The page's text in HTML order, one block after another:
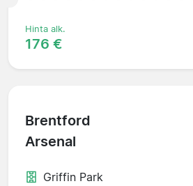
Hinta alk.
176 €
Brentford
Arsenal
Griffin Park